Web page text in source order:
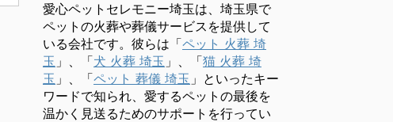
愛心ペットセレモニー埼玉は、埼玉県で
ペットの火葬や葬儀サービスを提供して
いる会社です。彼らは「ペット 火葬 埼
玉 」、「犬 火葬 埼玉 」、「猫 火葬 埼
玉 」、「ペット 葬儀 埼玉 」といったキー
ワードで知られ、愛するペットの最後を
温かく見送るためのサポートを行ってい